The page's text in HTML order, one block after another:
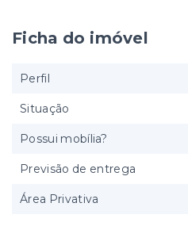
Ficha do imóvel
Perfil
Situação
Possui mobília?
Previsão de entrega
Área Privativa